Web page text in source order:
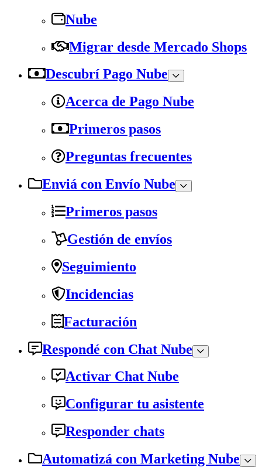
Nube
Migrar desde Mercado Shops
Descubrí Pago Nube
Acerca de Pago Nube
Primeros pasos
Preguntas frecuentes
Enviá con Envío Nube
Primeros pasos
Gestión de envíos
Seguimiento
Incidencias
Facturación
Respondé con Chat Nube
Activar Chat Nube
Configurar tu asistente
Responder chats
Automatizá con Marketing Nube